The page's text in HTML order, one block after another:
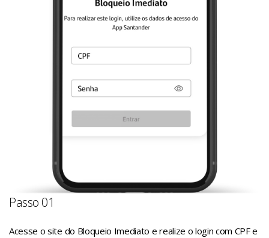
Passo 01
Acesse o site do Bloqueio Imediato e realize o login com CPF e